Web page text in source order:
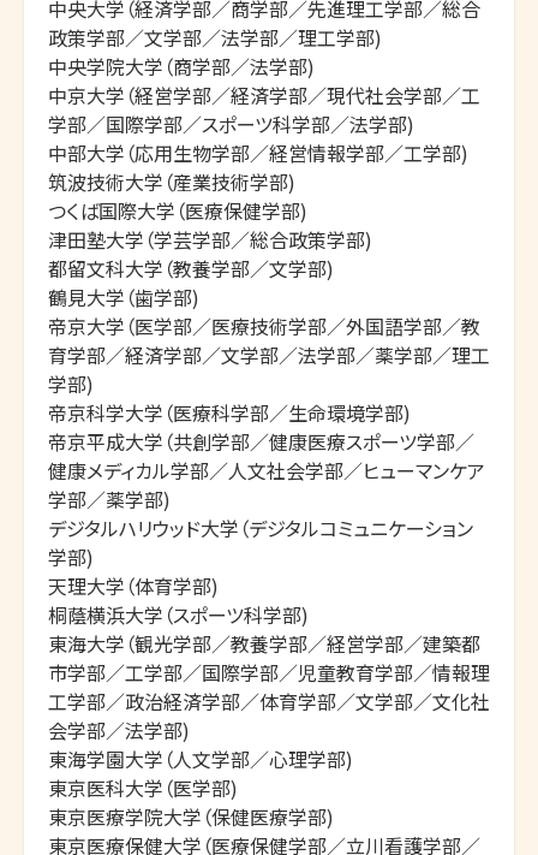
中央大学（経済学部／商学部／先進理工学部／総合
政策学部／文学部／法学部／理工学部)
中央学院大学（商学部／法学部)
中京大学（経営学部／経済学部／現代社会学部／工
学部／国際学部／スポーツ科学部／法学部)
中部大学（応用生物学部／経営情報学部／工学部)
筑波技術大学（産業技術学部)
つくば国際大学（医療保健学部)
津田塾大学（学芸学部／総合政策学部)
都留文科大学（教養学部／文学部)
鶴見大学（歯学部)
帝京大学（医学部／医療技術学部／外国語学部／教
育学部／経済学部／文学部／法学部／薬学部／理工
学部)
帝京科学大学（医療科学部／生命環境学部)
帝京平成大学（共創学部／健康医療スポーツ学部／
健康メディカル学部／人文社会学部／ヒューマンケア
学部／薬学部)
デジタルハリウッド大学（デジタルコミュニケーション
学部)
天理大学（体育学部)
桐蔭横浜大学（スポーツ科学部)
東海大学（観光学部／教養学部／経営学部／建築都
市学部／工学部／国際学部／児童教育学部／情報理
工学部／政治経済学部／体育学部／文学部／文化社
会学部／法学部)
東海学園大学（人文学部／心理学部)
東京医科大学（医学部)
東京医療学院大学（保健医療学部)
東京医療保健大学（医療保健学部／立川看護学部／